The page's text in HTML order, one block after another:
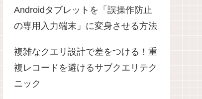
Androidタブレットを「誤操作防止
の専用入力端末」に変身させる方法
複雑なクエリ設計で差をつける！重
複レコードを避けるサブクエリテク
ニック